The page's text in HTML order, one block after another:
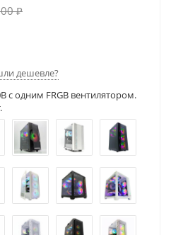
₽
дешевле?
c одним FRGB вентилятором.